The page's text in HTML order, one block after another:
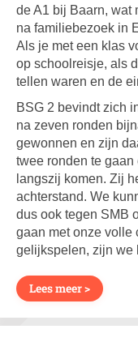
de A1 bij Baarn, wat
na familiebezoek in
Als je met een klas
op schoolreisje, als
tellen waren en de
BSG 2 bevindt zich
na zeven ronden
gewonnen en zijn
twee ronden te
langszij komen. Zij
achterstand. We
dus ook tegen SMB
gaan met onze volle
gelijkspelen, zijn we
Lees meer >